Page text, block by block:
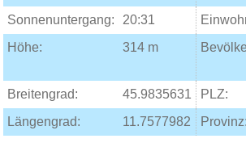
Sonnenuntergang:
20:31
Höhe:
314 m
Breitengrad:
45.9835631 PLZ:
Längengrad:
11.7577982 Provinz: